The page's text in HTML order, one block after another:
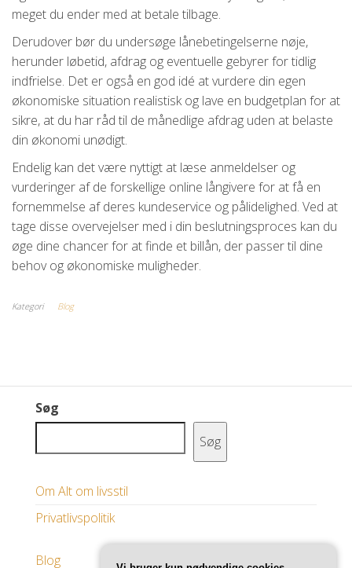
meget du ender med at betale tilbage.
Derudover bør du undersøge lånebetingelserne nøje,
herunder løbetid, afdrag og eventuelle gebyrer for tidlig
indfrielse. Det er også en god idé at vurdere din egen
økonomiske situation realistisk og lave en budgetplan for at
sikre, at du har råd til de månedlige afdrag uden at belaste
din økonomi unødigt.
Endelig kan det være nyttigt at læse anmeldelser og
vurderinger af de forskellige online långivere for at få en
fornemmelse af deres kundeservice og pålidelighed. Ved at
tage disse overvejelser med i din beslutningsproces kan du
øge dine chancer for at finde et billån, der passer til dine
behov og økonomiske muligheder.
Kategori Blog
Søg
Søg
Om Alt om livsstil
Privatlivspolitik
Blog